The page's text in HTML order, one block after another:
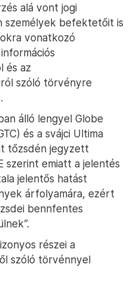
alá vont jogi
személyek befektetőit is
vonatkozó
és az
szóló törvényre
álló lengyel Globe
és a svájci Ultima
tőzsdén jegyzett
szerint emiatt a jelentés
jelentős hatást
árfolyamára, ezért
bennfentes
részei a
szóló törvénnyel